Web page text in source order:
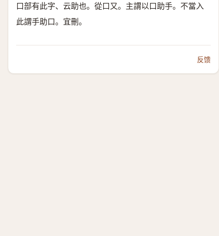
口部有此字、云助也。從口又。主謂以口助手。不當入
此謂手助口。宜刪。
反馈